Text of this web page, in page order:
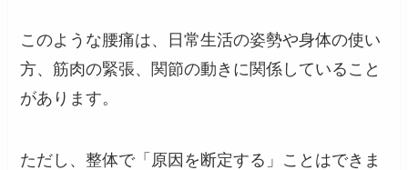
このような腰痛は、日常生活の姿勢や身体の使い
方、筋肉の緊張、関節の動きに関係していること
があります。
ただし、整体で「原因を断定する」ことはできま